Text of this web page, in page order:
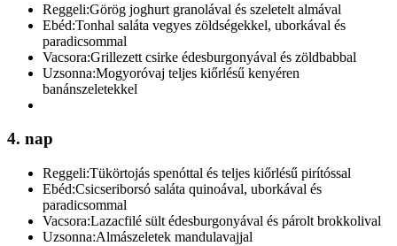
Reggeli:Görög joghurt granolával és szeletelt almával
Ebéd:Tonhal saláta vegyes zöldségekkel, uborkával és
paradicsommal
Vacsora:Grillezett csirke édesburgonyával és zöldbabbal
Uzsonna:Mogyoróvaj teljes kiőrlésű kenyéren
banánszeletekkel
4. nap
Reggeli:Tükörtojás spenóttal és teljes kiőrlésű pirítóssal
Ebéd:Csicseriborsó saláta quinoával, uborkával és
paradicsommal
Vacsora:Lazacfilé sült édesburgonyával és párolt brokkolival
Uzsonna:Almászeletek mandulavajjal